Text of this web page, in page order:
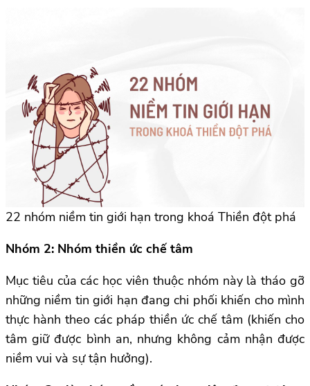
22 nhóm niềm tin giới hạn trong khoá Thiền đột phá
Nhóm 2: Nhóm thiền ức chế tâm
Mục tiêu của các học viên thuộc nhóm này là tháo gỡ
những niềm tin giới hạn đang chi phối khiến cho mình
thực hành theo các pháp thiền ức chế tâm (khiến cho
tâm giữ được bình an, nhưng không cảm nhận được
niềm vui và sự tận hưởng).